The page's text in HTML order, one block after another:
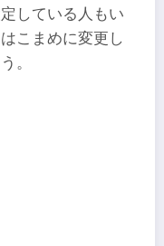
している人もい
こまめに変更し
。